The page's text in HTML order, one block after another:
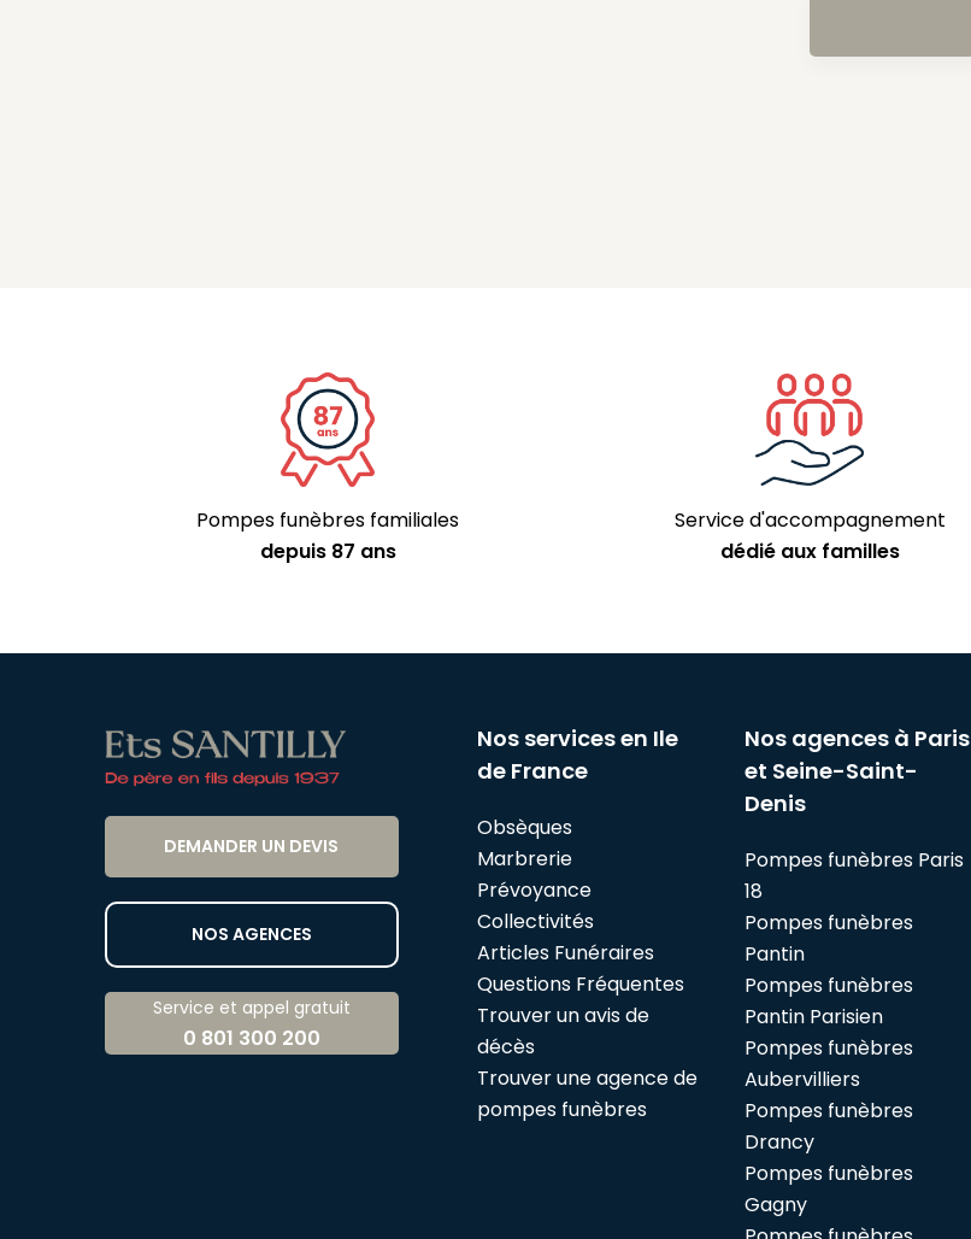
Pompes funèbres familiales
depuis 87 ans
Service d'accompagnement
dédié aux familles
DEMANDER UN DEVIS
NOS AGENCES
Service et appel gratuit
0 801 300 200
Nos services en Ile
de France
Obsèques
Marbrerie
Prévoyance
Collectivités
Articles Funéraires
Questions Fréquentes
Trouver un avis de
décès
Trouver une agence de
pompes funèbres
Nos agences à Paris
et Seine-Saint-
Denis
Pompes funèbres Paris
18
Pompes funèbres
Pantin
Pompes funèbres
Pantin Parisien
Pompes funèbres
Aubervilliers
Pompes funèbres
Drancy
Pompes funèbres
Gagny